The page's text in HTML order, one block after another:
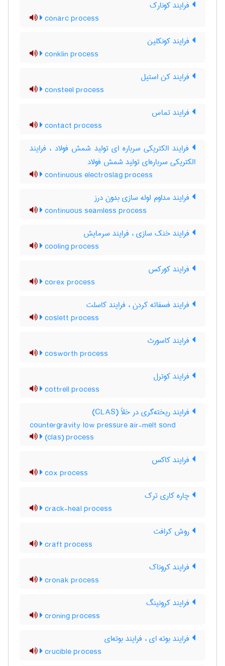
فرایند کونارک
conarc process
فرایند کونکلین
conklin process
فرایند کن استیل
consteel process
فرایند تماس
contact process
فرایند الکتریکی سرباره ای تولید شمش فولاد ، فرایند
الکتریکی سرباره‌ای تولید شمش فولاد
continuous electroslag process
فرایند مداوم لوله سازی بدون درز
continuous seamless process
فرایند خنک سازی ، فرایند سرمایش
cooling process
فرایند کورکس
corex process
فرایند فسفاته کردن ، فرایند کاسلت
coslett process
فرایند کاسورث
cosworth process
فرایند کوترل
cottrell process
فرایند ریخته‌گری در خلأ (CLAS)
countergravity low pressure air-melt sond
(clas) process
فرایند کاکس
cox process
چاره کاری ترک
crack-heal process
روش کرافت
craft process
فرایند کروناک
cronak process
فرایند کرونینگ
croning process
فرایند بوته ای ، فرایند بوته‌ای
crucible process